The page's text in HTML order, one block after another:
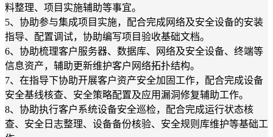
料整理、项目实施辅助等事宜。
5、协助参与集成项目实施，配合完成网络及安全设备的安装
指导、配置调试，协助编写项目验收基础文档。
6、协助梳理客户服务器、数据库、网络及安全设备、终端等
信息资产，辅助更新维护客户网络拓扑结构。
7、在指导下协助开展客户资产安全加固工作，配合完成设备
安全基线核查、安全策略配置及应用漏洞修复辅助工作。
8、协助执行客户系统设备安全巡检，配合完成运行状态核
查、安全日志整理、设备备份核验、安全规则库维护等基础工